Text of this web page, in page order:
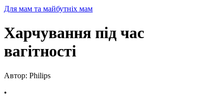
Для мам та майбутніх мам
Харчування під час
вагітності
Автор: Philips
•